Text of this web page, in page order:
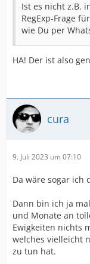
Ist es nicht z.B.
RegExp-Frage
wie Du per
HA! Der ist also
cura
9. Juli 2023 um 07:10
Da wäre sogar ich
Dann bin ich ja
und Monate an
Ewigkeiten nichts
welches vielleicht
zu tun hat.